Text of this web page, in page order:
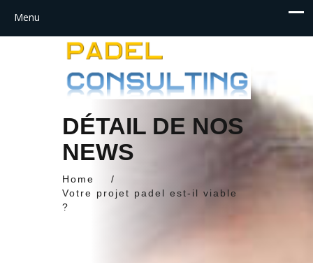
DÉTAIL DE NOS
NEWS
Home
/
Votre projet padel est-il viable
?